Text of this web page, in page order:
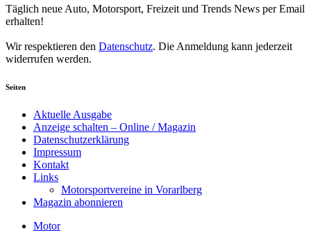
Täglich neue Auto, Motorsport, Freizeit und Trends News per Email
erhalten!
Wir respektieren den Datenschutz. Die Anmeldung kann jederzeit
widerrufen werden.
Seiten
Aktuelle Ausgabe
Anzeige schalten – Online / Magazin
Datenschutzerklärung
Impressum
Kontakt
Links
Motorsportvereine in Vorarlberg
Magazin abonnieren
Motor